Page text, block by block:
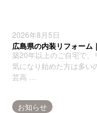
2026年8月5日
広島県の内装リフォーム
築20年以上のご自宅で
気になり始めた方は多い
芸高 …
お知らせ